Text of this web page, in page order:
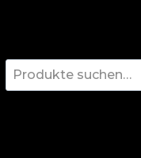
Suche
nach: